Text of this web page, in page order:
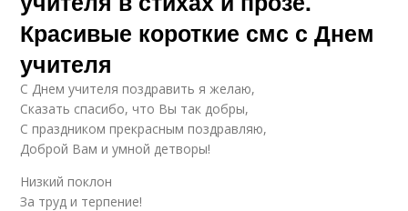
Красивые короткие смс с Днем
учителя
С Днем учителя поздравить я желаю,
Сказать спасибо, что Вы так добры,
С праздником прекрасным поздравляю,
Доброй Вам и умной детворы!
Низкий поклон
За труд и терпение!